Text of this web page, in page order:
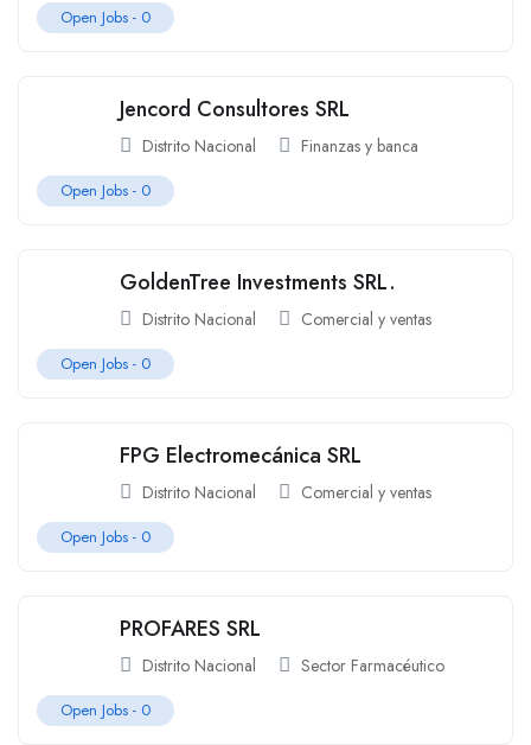
Open Jobs - 0
Jencord Consultores SRL
Distrito Nacional Finanzas y banca
Open Jobs - 0
GoldenTree Investments SRL.
Distrito Nacional Comercial y ventas
Open Jobs - 0
FPG Electromecánica SRL
Distrito Nacional Comercial y ventas
Open Jobs - 0
PROFARES SRL
Distrito Nacional Sector Farmacéutico
Open Jobs - 0